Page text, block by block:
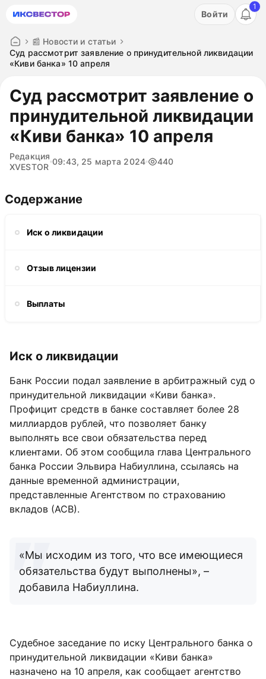
Акция: бесплатный пробный период на 3 дня!
Войти
1
📰 Новости и статьи
Суд рассмотрит заявление о принудительной ликвидации
«Киви банка» 10 апреля
Суд рассмотрит заявление о
принудительной ликвидации
«Киви банка» 10 апреля
Редакция
XVESTOR
09:43, 25 марта 2024 440
Содержание
Иск о ликвидации
Отзыв лицензии
Выплаты
Иск о ликвидации
Банк России подал заявление в арбитражный суд о
принудительной ликвидации «Киви банка».
Профицит средств в банке составляет более 28
миллиардов рублей, что позволяет банку
выполнять все свои обязательства перед
клиентами. Об этом сообщила глава Центрального
банка России Эльвира Набиуллина, ссылаясь на
данные временной администрации,
представленные Агентством по страхованию
вкладов (АСВ).
«Мы исходим из того, что все имеющиеся
обязательства будут выполнены», –
добавила Набиуллина.
Судебное заседание по иску Центрального банка о
принудительной ликвидации «Киви банка»
назначено на 10 апреля, как сообщает агентство